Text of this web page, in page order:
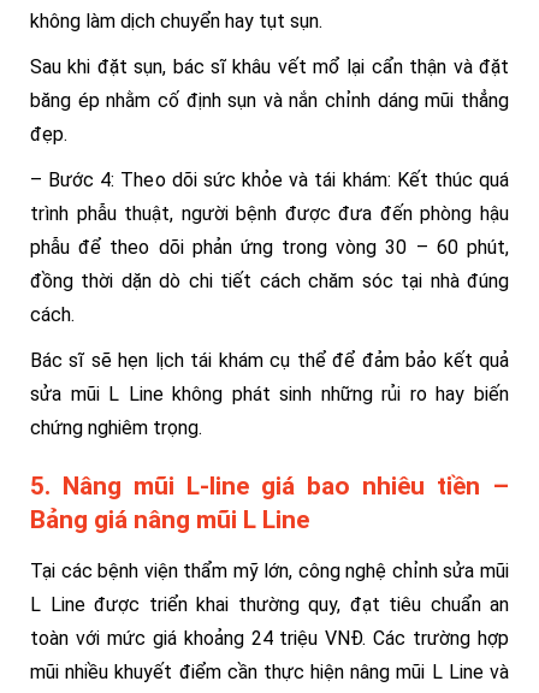
không làm dịch chuyển hay tụt sụn.
Sau khi đặt sụn, bác sĩ khâu vết mổ lại cẩn thận và đặt
băng ép nhằm cố định sụn và nắn chỉnh dáng mũi thẳng
đẹp.
– Bước 4: Theo dõi sức khỏe và tái khám: Kết thúc quá
trình phẫu thuật, người bệnh được đưa đến phòng hậu
phẫu để theo dõi phản ứng trong vòng 30 – 60 phút,
đồng thời dặn dò chi tiết cách chăm sóc tại nhà đúng
cách.
Bác sĩ sẽ hẹn lịch tái khám cụ thể để đảm bảo kết quả
sửa mũi L Line không phát sinh những rủi ro hay biến
chứng nghiêm trọng.
5. Nâng mũi L-line giá bao nhiêu tiền –
Bảng giá nâng mũi L Line
Tại các bệnh viện thẩm mỹ lớn, công nghệ chỉnh sửa mũi
L Line được triển khai thường quy, đạt tiêu chuẩn an
toàn với mức giá khoảng 24 triệu VNĐ. Các trường hợp
mũi nhiều khuyết điểm cần thực hiện nâng mũi L Line và